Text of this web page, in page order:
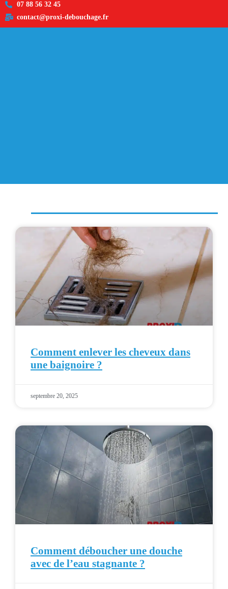
07 88 56 32 45
contact@proxi-debouchage.fr
Comment enlever les cheveux dans
une baignoire ?
septembre 20, 2025
Comment déboucher une douche
avec de l’eau stagnante ?